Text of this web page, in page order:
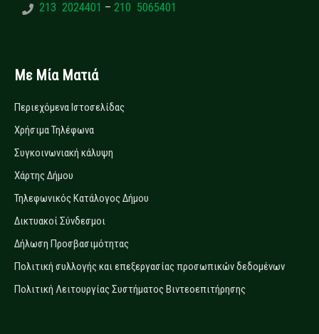
213 2024401 – 210 5065401
Με Μία Ματιά
Περιεχόμενα Ιστοσελίδας
Χρήσιμα Τηλέφωνα
Συγκοινωνιακή κάλυψη
Χάρτης Δήμου
Τηλεφωνικός Κατάλογος Δήμου
Δικτυακοί Σύνδεσμοι
Δήλωση Προσβασιμότητας
Πολιτική συλλογής και επεξεργασίας προσωπικών δεδομένων
Πολιτική Λειτουργίας Συστήματος Βιντεοεπιτήρησης